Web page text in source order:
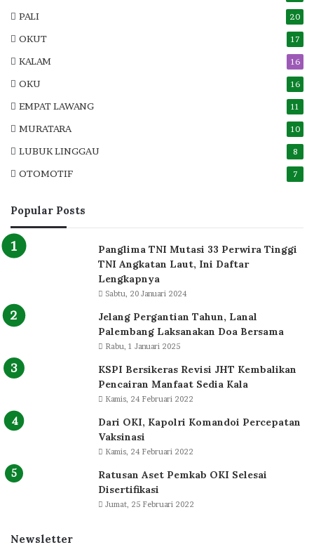
PALI 20
OKUT 17
KALAM 16
OKU 16
EMPAT LAWANG 11
MURATARA 10
LUBUK LINGGAU 8
OTOMOTIF 7
Popular Posts
Panglima TNI Mutasi 33 Perwira Tinggi
TNI Angkatan Laut, Ini Daftar
Lengkapnya
Sabtu, 20 Januari 2024
Jelang Pergantian Tahun, Lanal
Palembang Laksanakan Doa Bersama
Rabu, 1 Januari 2025
KSPI Bersikeras Revisi JHT Kembalikan
Pencairan Manfaat Sedia Kala
Kamis, 24 Februari 2022
Dari OKI, Kapolri Komandoi Percepatan
Vaksinasi
Kamis, 24 Februari 2022
Ratusan Aset Pemkab OKI Selesai
Disertifikasi
Jumat, 25 Februari 2022
Newsletter